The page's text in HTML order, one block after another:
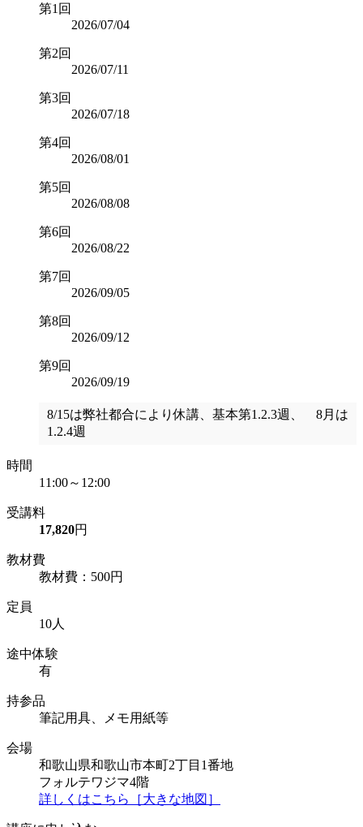
第1回
2026/07/04
第2回
2026/07/11
第3回
2026/07/18
第4回
2026/08/01
第5回
2026/08/08
第6回
2026/08/22
第7回
2026/09/05
第8回
2026/09/12
第9回
2026/09/19
8/15は弊社都合により休講、基本第1.2.3週、 8月は
1.2.4週
時間
11:00～12:00
受講料
17,820円
教材費
教材費：500円
定員
10人
途中体験
有
持参品
筆記用具、メモ用紙等
会場
和歌山県和歌山市本町2丁目1番地
フォルテワジマ4階
詳しくはこちら［大きな地図］